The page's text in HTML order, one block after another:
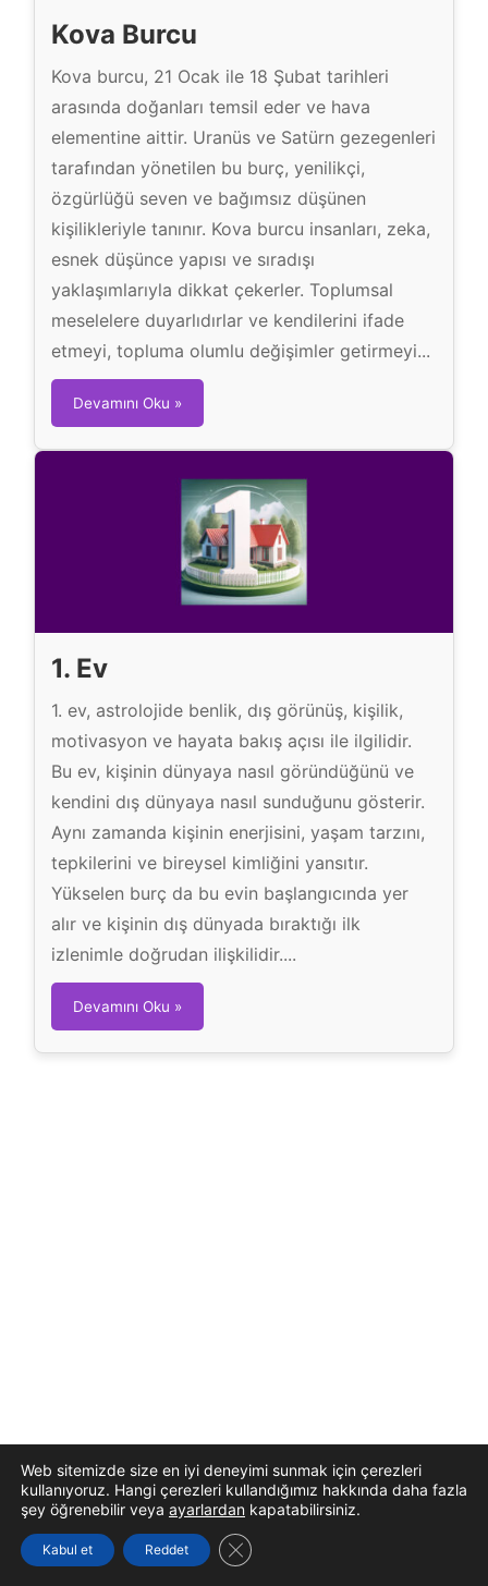
Kova Burcu
Kova burcu, 21 Ocak ile 18 Şubat tarihleri
arasında doğanları temsil eder ve hava
elementine aittir. Uranüs ve Satürn gezegenleri
tarafından yönetilen bu burç, yenilikçi,
özgürlüğü seven ve bağımsız düşünen
kişilikleriyle tanınır. Kova burcu insanları, zeka,
esnek düşünce yapısı ve sıradışı
yaklaşımlarıyla dikkat çekerler. Toplumsal
meselelere duyarlıdırlar ve kendilerini ifade
etmeyi, topluma olumlu değişimler getirmeyi...
Devamını Oku »K
o
v
a
B
u
r
c
u
1. Ev
1. ev, astrolojide benlik, dış görünüş, kişilik,
motivasyon ve hayata bakış açısı ile ilgilidir.
Bu ev, kişinin dünyaya nasıl göründüğünü ve
kendini dış dünyaya nasıl sunduğunu gösterir.
Aynı zamanda kişinin enerjisini, yaşam tarzını,
tepkilerini ve bireysel kimliğini yansıtır.
Yükselen burç da bu evin başlangıcında yer
alır ve kişinin dış dünyada bıraktığı ilk
izlenimle doğrudan ilişkilidir....
Devamını Oku »1
.
E
Web sitemizde size en iyi deneyimi sunmak için çerezleri
kullanıyoruz. Hangi çerezleri kullandığımız hakkında daha fazla
şey öğrenebilir veya ayarlardan kapatabilirsiniz.
Kabul et Reddet GDPR çerez şeridini kapat